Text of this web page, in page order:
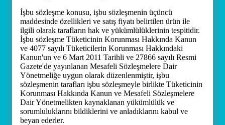
İşbu sözleşme konusu, işbu sözleşmenin üçüncü
maddesinde özellikleri ve satış fiyatı belirtilen ürün ile
ilgili olarak tarafların hak ve yükümlülüklerinin tespitidir.
İşbu sözleşme Tüketicinin Korunması Hakkında Kanun
ve 4077 sayılı Tüketicilerin Korunması Hakkındaki
Kanun'un ve 6 Mart 2011 Tarihli ve 27866 sayılı Resmi
Gazete'de yayınlanan Mesafeli Sözleşmelere Dair
Yönetmeliğe uygun olarak düzenlenmiştir, işbu
sözleşmenin tarafları işbu sözleşmeyle birlikte Tüketicinin
Korunması Hakkında Kanun ve Mesafeli Sözleşmelere
Dair Yönetmelikten kaynaklanan yükümlülük ve
sorumluluklarını bildiklerini ve anladıklarını kabul ve
beyan ederler.